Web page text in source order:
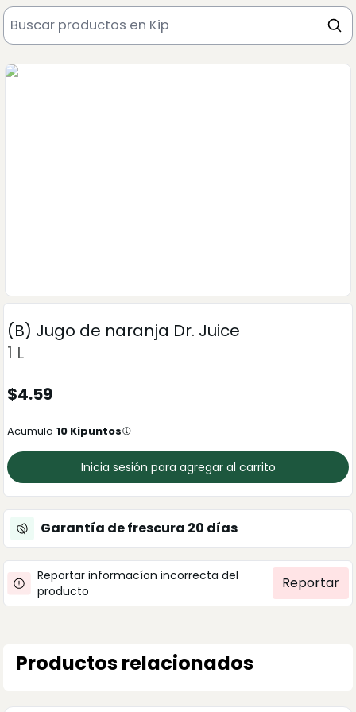
(B) Jugo de naranja Dr. Juice
1 L
$4.59
Acumula 10 Kipuntos
Inicia sesión para agregar al carrito
Garantía de frescura 20 días
Reportar informacíon incorrecta del
producto
Reportar
Productos relacionados